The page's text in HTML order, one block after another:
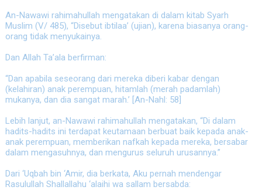
An-Nawawi rahimahullah mengatakan di dalam kitab Syarh
Muslim (V/ 485), “Disebut ibtilaa’ (ujian), karena biasanya orang-
orang tidak menyukainya.
Dan Allah Ta’ala berfirman:
“Dan apabila seseorang dari mereka diberi kabar dengan
(kelahiran) anak perempuan, hitamlah (merah padamlah)
mukanya, dan dia sangat marah.’ [An-Nahl: 58]
Lebih lanjut, an-Nawawi rahimahullah mengatakan, “Di dalam
hadits-hadits ini terdapat keutamaan berbuat baik kepada anak-
anak perempuan, memberikan nafkah kepada mereka, bersabar
dalam mengasuhnya, dan mengurus seluruh urusannya.”
Dari ‘Uqbah bin ‘Amir, dia berkata, Aku pernah mendengar
Rasulullah Shallallahu ‘alaihi wa sallam bersabda: